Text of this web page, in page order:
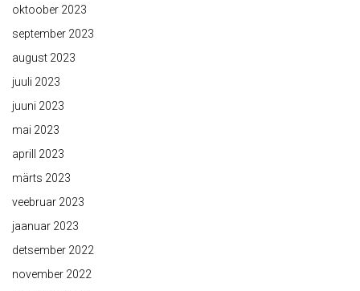
oktoober 2023
september 2023
august 2023
juuli 2023
juuni 2023
mai 2023
aprill 2023
märts 2023
veebruar 2023
jaanuar 2023
detsember 2022
november 2022